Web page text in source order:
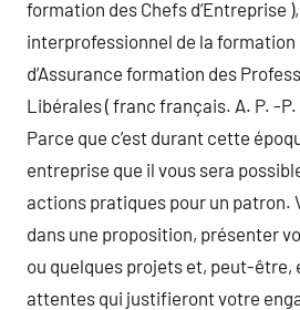
formation des Chefs d’Entreprise
interprofessionnel de la formation
d’Assurance formation des
Libérales ( franc français. A. P. -
Parce que c’est durant cette
entreprise que il vous sera
actions pratiques pour un patron.
dans une proposition, présenter
ou quelques projets et, peut-être,
attentes qui justifieront votre